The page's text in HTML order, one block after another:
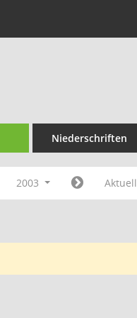
Niederschriften
2003 Aktuell